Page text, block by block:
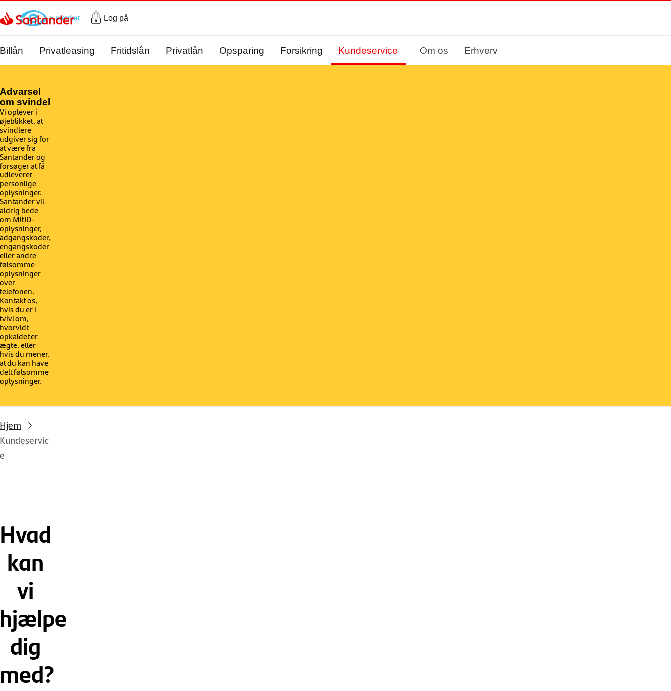
Gå til hovedindholdet
Log på
Billån Privatleasing Fritidslån Privatlån Opsparing Forsikring Kundeservice Om os Erhverv
Advarsel
om svindel
Vi oplever i
øjeblikket, at
svindlere
udgiver sig for
at være fra
Santander og
forsøger at få
udleveret
personlige
oplysninger.
Santander vil
aldrig bede
om MitID-
oplysninger,
adgangskoder,
engangskoder
eller andre
følsomme
oplysninger
over
telefonen.
Kontakt os,
hvis du er i
tvivl om,
hvorvidt
opkaldet er
ægte, eller
hvis du mener,
at du kan have
delt følsomme
oplysninger.
Hjem
Kundeservic
e
Hvad
kan
vi
hjælpe
dig
med?